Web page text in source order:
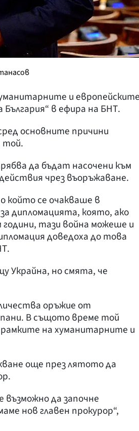
ВОЙНАТА В
ВРЕМЕТО
и
в ефира на БНТ.
основните причини
той.
да бъдат насочени към
чрез въоръжаване.
който се очакваше в
дипломацията, която, ако
тази война можеше и
доведоха до това
Украйна, но смята, че
оръжие от
В същото време той
на хуманитарните и
още през лятото да
възможно да започне
нов главен прокурор“,